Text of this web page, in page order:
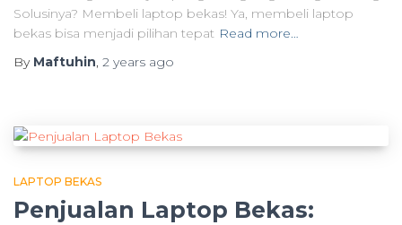
Solusinya? Membeli laptop bekas! Ya, membeli laptop
bekas bisa menjadi pilihan tepat Read more…
By Maftuhin, 2 years ago
LAPTOP BEKAS
Penjualan Laptop Bekas: